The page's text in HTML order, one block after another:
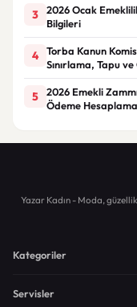
3
2026 Ocak
Bilgileri
4
Torba Kanun
Sınırlama, Tapu
5
2026 Emekli
Ödeme
Yazar Kadın - Moda,
Kategoriler
Servisler